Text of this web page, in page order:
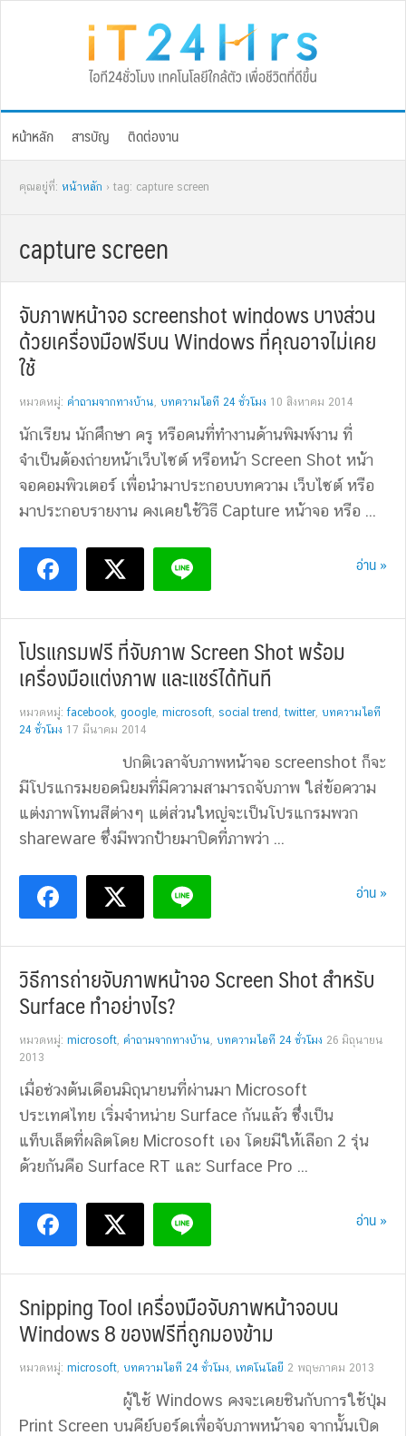
หน้าหลัก สารบัญ ติดต่องาน
คุณอยู่ที่: หน้าหลัก › tag: capture screen
capture screen
จับภาพหน้าจอ screenshot windows บางส่วน
ด้วยเครื่องมือฟรีบน Windows ที่คุณอาจไม่เคย
ใช้
หมวดหมู่: คำถามจากทางบ้าน, บทความไอที 24 ชั่วโมง 10 สิงหาคม 2014
นักเรียน นักศึกษา ครู หรือคนที่ทำงานด้านพิมพ์งาน ที่
จำเป็นต้องถ่ายหน้าเว็บไซต์ หรือหน้า Screen Shot หน้า
จอคอมพิวเตอร์ เพื่อนำมาประกอบบทความ เว็บไซต์ หรือ
มาประกอบรายงาน คงเคยใช้วิธี Capture หน้าจอ หรือ ...
อ่าน »
โปรแกรมฟรี ที่จับภาพ Screen Shot พร้อม
เครื่องมือแต่งภาพ และแชร์ได้ทันที
หมวดหมู่:facebook, google, microsoft, social trend ,twitter, บทความไอที
24 ชั่วโมง 17 มีนาคม 2014
ปกติเวลาจับภาพหน้าจอ screenshot ก็จะ
มีโปรแกรมยอดนิยมที่มีความสามารถจับภาพ ใส่ข้อความ
แต่งภาพโทนสีต่างๆ แต่ส่วนใหญ่จะเป็นโปรแกรมพวก
shareware ซึ่งมีพวกป้ายมาปิดที่ภาพว่า ...
อ่าน »
วิธีการถ่ายจับภาพหน้าจอ Screen Shot สำหรับ
Surface ทำอย่างไร?
หมวดหมู่: microsoft, คำถามจากทางบ้าน, บทความไอที 24 ชั่วโมง 26 มิถุนายน
2013
เมื่อช่วงต้นเดือนมิถุนายนที่ผ่านมา Microsoft
ประเทศไทย เริ่มจำหน่าย Surface กันแล้ว ซึ่่งเป็น
แท็บเล็ตที่ผลิตโดย Microsoft เอง โดยมีให้เลือก 2 รุ่น
ด้วยกันคือ Surface RT และ Surface Pro ...
อ่าน »
Snipping Tool เครื่องมือจับภาพหน้าจอบน
Windows 8 ของฟรีที่ถูกมองข้าม
หมวดหมู่: microsoft, บทความไอที 24 ชั่วโมง, เทคโนโลยี 2 พฤษภาคม 2013
ผู้ใช้ Windows คงจะเคยชินกับการใช้ปุ่ม
Print Screen บนคีย์บอร์ดเพื่อจับภาพหน้าจอ จากนั้นเปิด